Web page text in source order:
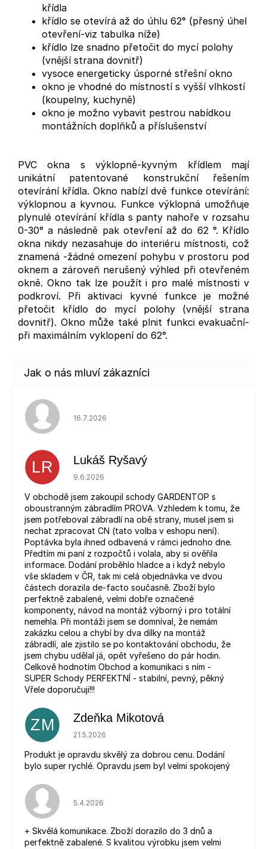
křídla
křídlo se otevírá až do úhlu 62° (přesný úhel
otevření-viz tabulka níže)
křídlo lze snadno přetočit do mycí polohy
(vnější strana dovnitř)
vysoce energeticky úsporné střešní okno
okno je vhodné do místností s vyšší vlhkostí
(koupelny, kuchyně)
okno je možno vybavit pestrou nabídkou
montážních doplňků a příslušenství
PVC okna s výklopně-kyvným křídlem mají
unikátní patentované konstrukční řešením
otevírání křídla. Okno nabízí dvě funkce otevírání:
výklopnou a kyvnou. Funkce výklopná umožňuje
plynulé otevírání křídla s panty nahoře v rozsahu
0-30° a následně pak otevření až do 62 °. Křídlo
okna nikdy nezasahuje do interiéru místnosti, což
znamená -žádné omezení pohybu v prostoru pod
oknem a zároveň nerušený výhled při otevřeném
okně. Okno tak lze použít i pro malé místnosti v
podkroví. Při aktivaci kyvné funkce je možné
přetočit křídlo do mycí polohy (vnější strana
dovnitř). Okno může také plnit funkci evakuační-
při maximálním vyklopení do 62°.
Hodnocení obchodu je 5 z 5 hvězdiček.
16.7.2026
LR Lukáš Ryšavý
Hodnocení obchodu je 5 z 5 hvězdiček.
9.6.2026
V obchodě jsem zakoupil schody GARDENTOP s
oboustranným zábradlím PROVA. Vzhledem k tomu, že
jsem potřeboval zábradlí na obě strany, musel jsem si
nechat zpracovat CN (tato volba v eshopu není).
Poptávka byla ihned odbavená v rámci jednoho dne.
Předtím mi paní z rozpočtů i volala, aby si ověřila
informace. Dodání proběhlo hladce a i když nebylo
vše skladem v ČR, tak mi celá objednávka ve dvou
částech dorazila de-facto současně. Zboží bylo
perfektně zabalené, velmi dobře označené
komponenty, návod na montáž výborný i pro totální
nemehla. Při montáži jsem se domníval, že nemám
zakázku celou a chybí by dva dílky na montáž
zábradlí, ale zjistilo se po kontaktování obchodu, že
jsem chybu udělal já, opět vyřešeno do pár hodin.
Celkově hodnotím Obchod a komunikaci s ním -
SUPER Schody PERFEKTNÍ - stabilní, pevný, pěkný
Vřele doporučuji!!!
ZM Zdeňka Mikotová
Hodnocení obchodu je 5 z 5 hvězdiček.
21.5.2026
Produkt je opravdu skvělý za dobrou cenu. Dodání
bylo super rychlé. Opravdu jsem byl velmi spokojený
Hodnocení obchodu je 5 z 5 hvězdiček.
5.4.2026
+ Skvělá komunikace. Zboží dorazilo do 3 dnů a
perfektně zabalené. S kvalitou výrobku jsem velmi